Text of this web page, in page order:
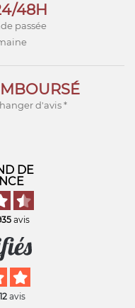
48H
passée
d'avis *
DE
avis
avis